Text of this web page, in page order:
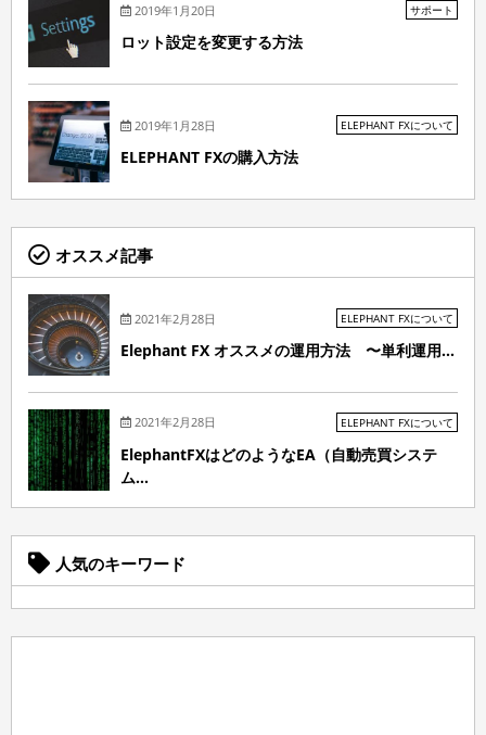
2019年1月20日 サポート
ロット設定を変更する方法
2019年1月28日 ELEPHANT FXについて
ELEPHANT FXの購入方法
オススメ記事
2021年2月28日 ELEPHANT FXについて
Elephant FX オススメの運用方法 〜単利運用...
2021年2月28日 ELEPHANT FXについて
ElephantFXはどのようなEA（自動売買システ
ム...
人気のキーワード